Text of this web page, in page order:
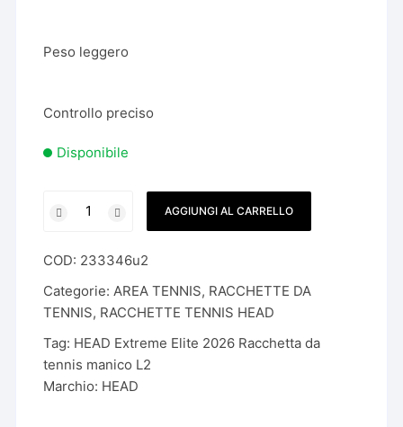
Peso leggero
Controllo preciso
Disponibile
Extreme
2026
Racchetta
da
manico
L2
quantità
AGGIUNGI AL CARRELLO
COD: 233346u2
Categorie:AREA TENNIS, RACCHETTE DA
TENNIS, RACCHETTE TENNIS HEAD
Tag: HEAD Extreme Elite 2026 Racchetta da
tennis manico L2
Marchio: HEAD